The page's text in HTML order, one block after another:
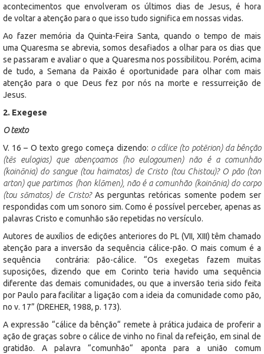
acontecimentos que envolveram os últimos dias de Jesus, é hora
de voltar a atenção para o que isso tudo significa em nossas vidas.
Ao fazer memória da Quinta-Feira Santa, quando o tempo de mais
uma Quaresma se abrevia, somos desafiados a olhar para os dias que
se passaram e avaliar o que a Quaresma nos possibilitou. Porém, acima
de tudo, a Semana da Paixão é oportunidade para olhar com mais
atenção para o que Deus fez por nós na morte e ressurreição de
Jesus.
2. Exegese
O texto
V. 16 – O texto grego começa dizendo: o cálice (to potērion) da bênção
(tēs eulogias) que abençoamos (ho eulogoumen) não é a comunhão
(koinōnia) do sangue (tou haimatos) de Cristo (tou Chistou)? O pão (ton
arton) que partimos (hon klōmen), não é a comunhão (koinōnia) do corpo
(tou sōmatos) de Cristo? As perguntas retóricas somente podem ser
respondidas com um sonoro sim. Como é possível perceber, apenas as
palavras Cristo e comunhão são repetidas no versículo.
Autores de auxílios de edições anteriores do PL (VII, XIII) têm chamado
atenção para a inversão da sequência cálice-pão. O mais comum é a
sequência contrária: pão-cálice. “Os exegetas fazem muitas
suposições, dizendo que em Corinto teria havido uma sequência
diferente das demais comunidades, ou que a inversão teria sido feita
por Paulo para facilitar a ligação com a ideia da comunidade como pão,
no v. 17” (DREHER, 1988, p. 173).
A expressão “cálice da bênção“ remete à prática judaica de proferir a
ação de graças sobre o cálice de vinho no final da refeição, em sinal de
gratidão. A palavra “comunhão“ aponta para a união comum